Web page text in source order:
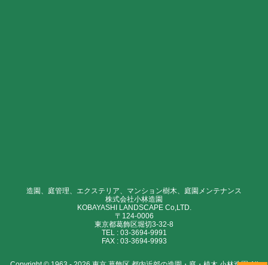
造園、庭管理、エクステリア、マンション樹木、庭園メンテナンス
株式会社小林造園
KOBAYASHI LANDSCAPE Co,LTD.
〒124-0006
東京都葛飾区堀切3-32-8
TEL : 03-3694-9991
FAX : 03-3694-9993